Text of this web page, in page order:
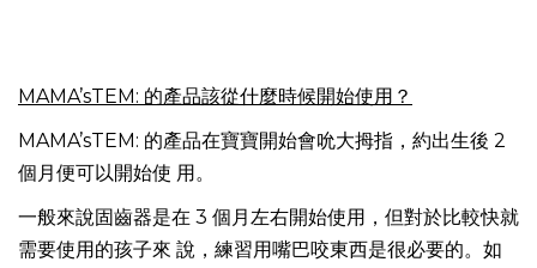
MAMA’sTEM: 的產品該從什麼時候開始使用？
MAMA’sTEM: 的產品在寶寶開始會吮大拇指，約出生後 2
個月便可以開始使 用。
一般來說固齒器是在 3 個月左右開始使用，但對於比較快就
需要使用的孩子來 說，練習用嘴巴咬東西是很必要的。如